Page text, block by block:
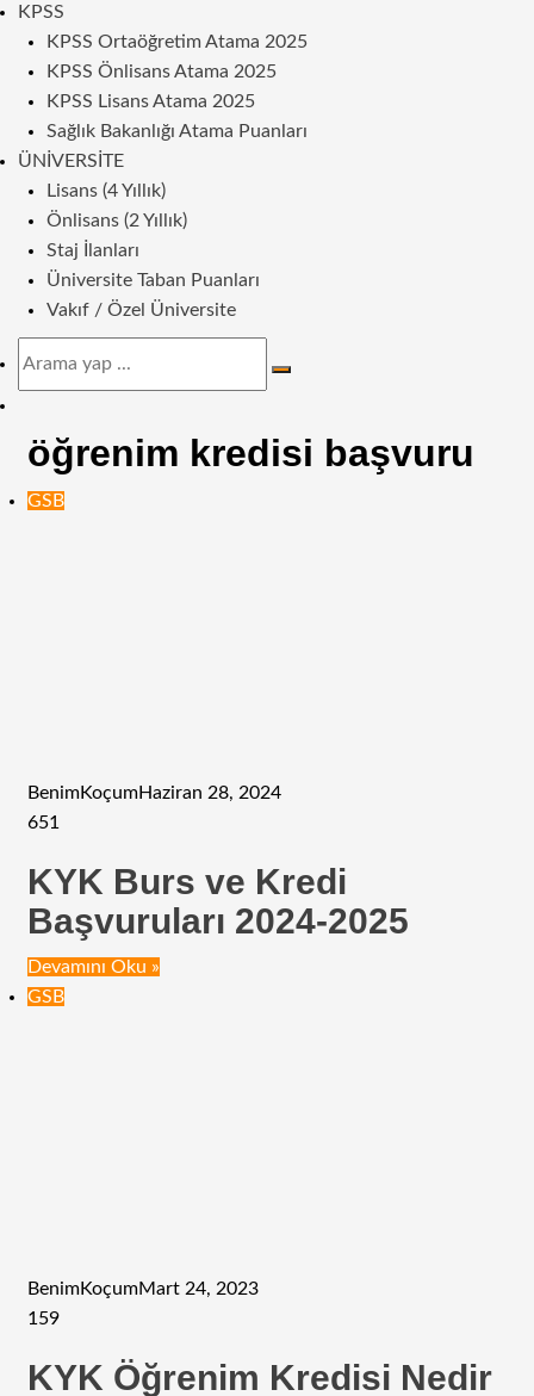
KPSS
KPSS Ortaöğretim Atama 2025
KPSS Önlisans Atama 2025
KPSS Lisans Atama 2025
Sağlık Bakanlığı Atama Puanları
ÜNIVERSITE
Lisans (4 Yıllık)
Önlisans (2 Yıllık)
Staj İlanları
Üniversite Taban Puanları
Vakıf / Özel Üniversite
Arama
görünümü
değiştir
öğrenim kredisi başvuru
GSB
BenimKoçumHaziran 28, 2024
651
KYK Burs ve Kredi
Başvuruları 2024-2025
Devamını Oku »
GSB
BenimKoçumMart 24, 2023
159
KYK Öğrenim Kredisi Nedir